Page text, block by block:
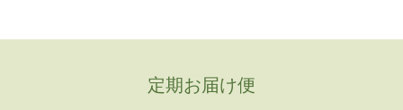
定期お届け便